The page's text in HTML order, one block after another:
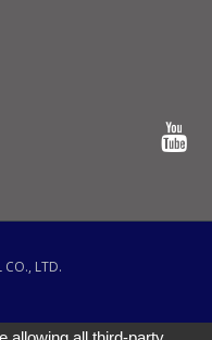
CO., LTD.